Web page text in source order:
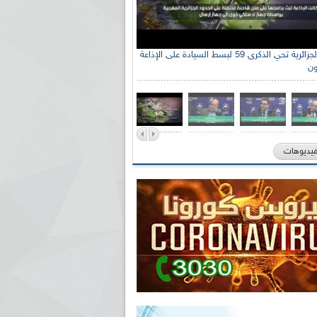
الإذاعة الجزائرية تحي الذكرى 59 لبسط السيادة على الإذاعة